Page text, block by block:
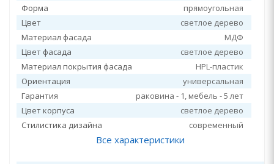
Форма
прямоугольная
Цвет
светлое дерево
Материал фасада
МДФ
Цвет фасада
светлое дерево
Материал покрытия фасада
HPL-пластик
Ориентация
универсальная
Гарантия
раковина - 1, мебель - 5 лет
Цвет корпуса
светлое дерево
Стилистика дизайна
современный
Все характеристики